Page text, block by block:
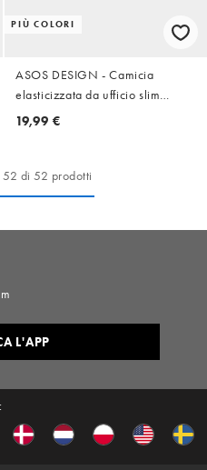
PIÙ COLORI
ASOS DESIGN - Camicia
elasticizzata da ufficio slim
bianca
19,99 €
di 52 prodotti
L'APP